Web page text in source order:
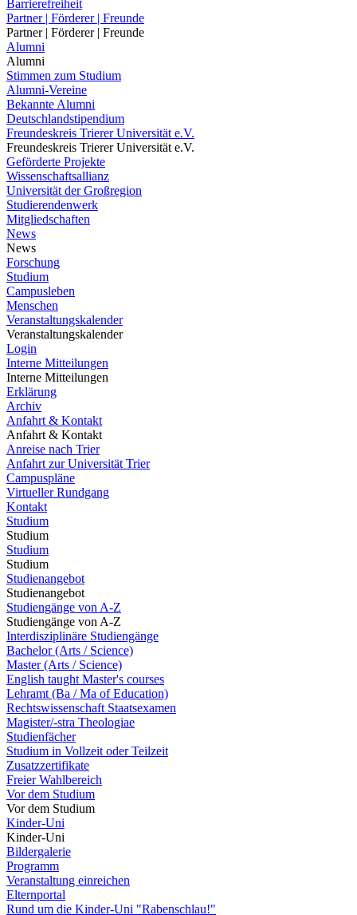
Barrierefreiheit
Partner | Förderer | Freunde
Partner | Förderer | Freunde
Alumni
Alumni
Stimmen zum Studium
Alumni-Vereine
Bekannte Alumni
Deutschlandstipendium
Freundeskreis Trierer Universität e.V.
Freundeskreis Trierer Universität e.V.
Geförderte Projekte
Wissenschaftsallianz
Universität der Großregion
Studierendenwerk
Mitgliedschaften
News
News
Forschung
Studium
Campusleben
Menschen
Veranstaltungskalender
Veranstaltungskalender
Login
Interne Mitteilungen
Interne Mitteilungen
Erklärung
Archiv
Anfahrt & Kontakt
Anfahrt & Kontakt
Anreise nach Trier
Anfahrt zur Universität Trier
Campuspläne
Virtueller Rundgang
Kontakt
Studium
Studium
Studium
Studium
Studienangebot
Studienangebot
Studiengänge von A-Z
Studiengänge von A-Z
Interdisziplinäre Studiengänge
Bachelor (Arts / Science)
Master (Arts / Science)
English taught Master's courses
Lehramt (Ba / Ma of Education)
Rechtswissenschaft Staatsexamen
Magister/-stra Theologiae
Studienfächer
Studium in Vollzeit oder Teilzeit
Zusatzzertifikate
Freier Wahlbereich
Vor dem Studium
Vor dem Studium
Kinder-Uni
Kinder-Uni
Bildergalerie
Programm
Veranstaltung einreichen
Elternportal
Rund um die Kinder-Uni "Rabenschlau!"